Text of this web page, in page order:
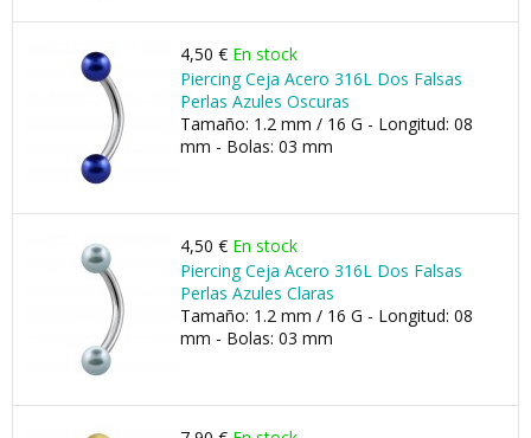
4,50 € En stock
Piercing Ceja Acero 316L Dos Falsas
Perlas Azules Oscuras
Tamaño: 1.2 mm / 16 G - Longitud: 08
mm - Bolas: 03 mm
4,50 € En stock
Piercing Ceja Acero 316L Dos Falsas
Perlas Azules Claras
Tamaño: 1.2 mm / 16 G - Longitud: 08
mm - Bolas: 03 mm